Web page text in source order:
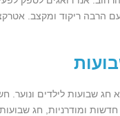
ריקוד ומקצב.
חג שבועות לילדים ונוער.
ומודרניות, חג